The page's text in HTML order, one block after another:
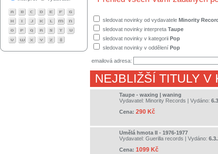
sledovat novinky od vydavatele Minority
sledovat novinky interpreta Taupe
sledovat novinky v kategorii Pop
sledovat novinky v oddělení Pop
emailová adresa:
NEJBLIŽŠÍ TITULY V
Taupe - waxing | waning
Vydavatel: Minority Records | Vydáno:
Cena: 290 Kč
Umělá hmota II - 1976-1977
Vydavatel: Guerilla records | Vydáno:
Cena: 1099 Kč